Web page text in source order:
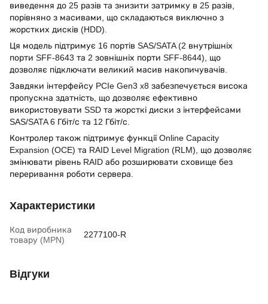
виведення до 25 разів та знизити затримку в 25 разів,
порівняно з масивами, що складаються виключно з
жорстких дисків (HDD).
Ця модель підтримує 16 портів SAS/SATA (2 внутрішніх
порти SFF-8643 та 2 зовнішніх порти SFF-8644), що
дозволяє підключати великий масив накопичувачів.
Завдяки інтерфейсу PCIe Gen3 x8 забезпечується висока
пропускна здатність, що дозволяє ефективно
використовувати SSD та жорсткі диски з інтерфейсами
SAS/SATA 6 Гбіт/с та 12 Гбіт/с.
Контролер також підтримує функції Online Capacity
Expansion (OCE) та RAID Level Migration (RLM), що дозволяє
змінювати рівень RAID або розширювати сховище без
переривання роботи сервера.
Характеристики
Код виробника
товару (MPN)
2277100-R
Відгуки